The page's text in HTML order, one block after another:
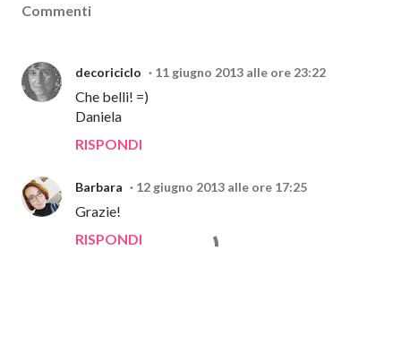
Commenti
decoriciclo 11 giugno 2013 alle ore 23:22
Che belli! =)
Daniela
RISPONDI
Barbara 12 giugno 2013 alle ore 17:25
Grazie!
RISPONDI